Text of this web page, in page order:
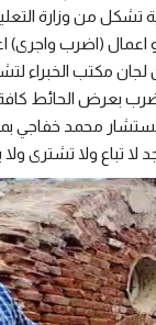
تشكل من وزارة
من عام ٢٠٠٨ وهو اعمال (اضرب
لجان مكتب الخبراء
بعرض الحائط كافة
محمد خفاجي
لا تباع ولا تشترى